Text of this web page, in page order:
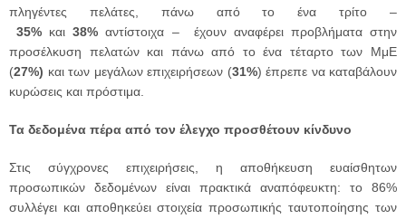
πληγέντες πελάτες, πάνω από το ένα τρίτο –
35% και38% αντίστοιχα – έχουν αναφέρει προβλήματα στην
προσέλκυση πελατών και πάνω από το ένα τέταρτο των ΜμΕ
(27%) και των μεγάλων επιχειρήσεων (31%) έπρεπε να καταβάλουν
κυρώσεις και πρόστιμα.
Τα δεδομένα πέρα από τον έλεγχο προσθέτουν κίνδυνο
Στις σύγχρονες επιχειρήσεις, η αποθήκευση ευαίσθητων
προσωπικών δεδομένων είναι πρακτικά αναπόφευκτη: το 86%
συλλέγει και αποθηκεύει στοιχεία προσωπικής ταυτοποίησης των